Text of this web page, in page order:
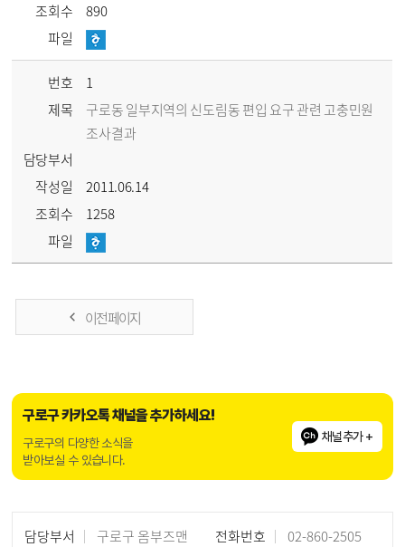
조회수
890
파일
번호
1
제목
구로동 일부지역의 신도림동 편입 요구 관련 고충민원
조사결과
담당부서
작성일
2011.06.14
조회수
1258
파일
이전 페이지
구로구 카카오톡 채널을 추가하세요!
구로구의 다양한 소식을
받아보실 수 있습니다.
채널추가 +
담당부서 구로구 옴부즈맨 전화번호 02-860-2505